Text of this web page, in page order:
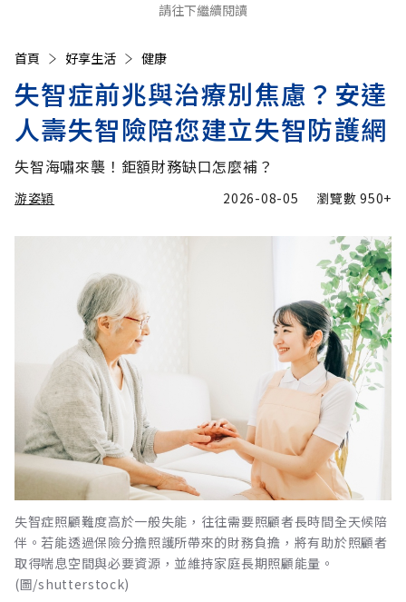
請往下繼續閱讀
首頁 好享生活 健康
失智症前兆與治療別焦慮？安達
人壽失智險陪您建立失智防護網
失智海嘯來襲！鉅額財務缺口怎麼補？
游姿穎 2026-08-05 瀏覽數950+
失智症照顧難度高於一般失能，往往需要照顧者長時間全天候陪
伴。若能透過保險分擔照護所帶來的財務負擔，將有助於照顧者
取得喘息空間與必要資源，並維持家庭長期照顧能量。
(圖/shutterstock)